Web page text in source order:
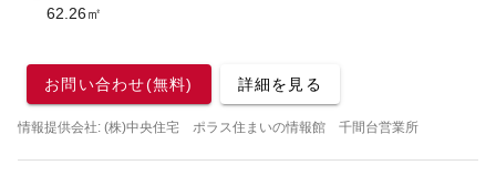
62.26㎡
お問い合わせ(無料) 詳細を見る
情報提供会社: (株)中央住宅 ポラス住まいの情報館 千間台営業所